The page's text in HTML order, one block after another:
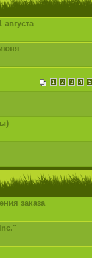
1 2 3 4 5
заказа